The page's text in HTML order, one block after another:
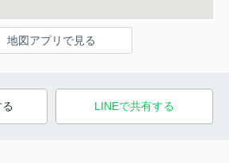
地図アプリで見る
LINEで共有する